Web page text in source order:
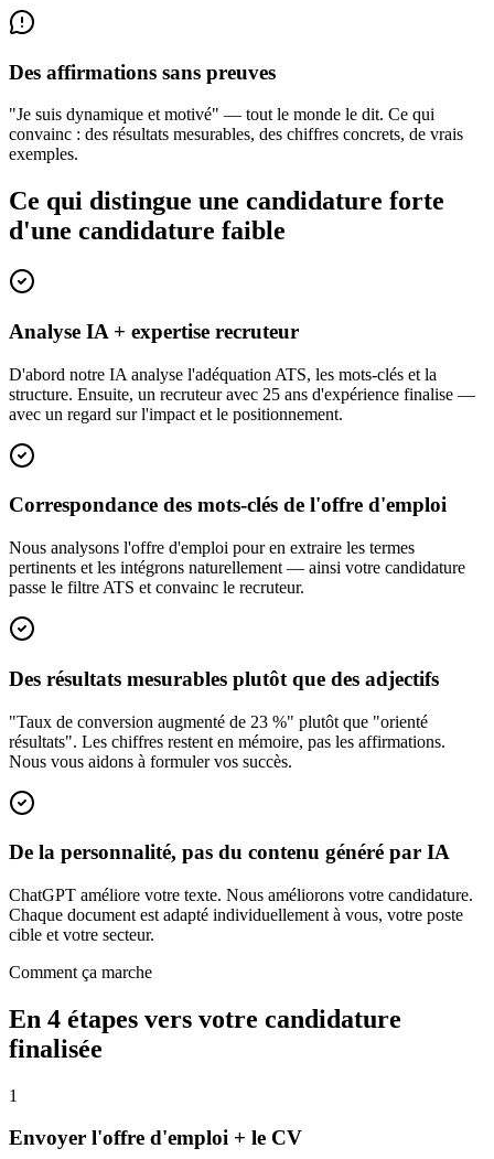
Des affirmations sans preuves
"Je suis dynamique et motivé" — tout le monde le dit. Ce qui
convainc : des résultats mesurables, des chiffres concrets, de vrais
exemples.
Ce qui distingue une candidature forte
d'une candidature faible
Analyse IA + expertise recruteur
D'abord notre IA analyse l'adéquation ATS, les mots-clés et la
structure. Ensuite, un recruteur avec 25 ans d'expérience finalise —
avec un regard sur l'impact et le positionnement.
Correspondance des mots-clés de l'offre d'emploi
Nous analysons l'offre d'emploi pour en extraire les termes
pertinents et les intégrons naturellement — ainsi votre candidature
passe le filtre ATS et convainc le recruteur.
Des résultats mesurables plutôt que des adjectifs
"Taux de conversion augmenté de 23 %" plutôt que "orienté
résultats". Les chiffres restent en mémoire, pas les affirmations.
Nous vous aidons à formuler vos succès.
De la personnalité, pas du contenu généré par IA
ChatGPT améliore votre texte. Nous améliorons votre candidature.
Chaque document est adapté individuellement à vous, votre poste
cible et votre secteur.
Comment ça marche
En 4 étapes vers votre candidature
finalisée
1
Envoyer l'offre d'emploi + le CV